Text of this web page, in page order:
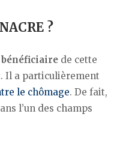
?
bénéficiaire de cette
Il a particulièrement
le chômage. De fait,
l’un des champs